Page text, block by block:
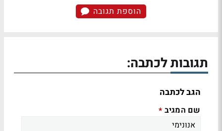
הוספת תגובה
תגובות לכתבה:
הגב לכתבה
שם המגיב *